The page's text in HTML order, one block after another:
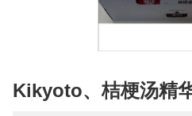
Kikyoto、桔梗汤精